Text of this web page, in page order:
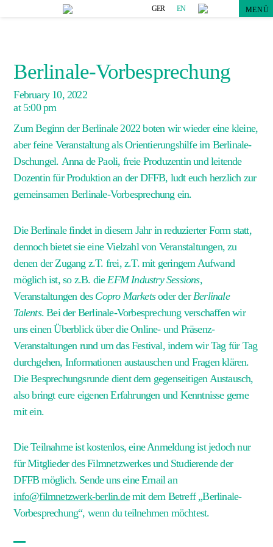
GER EN MENÜ
Berlinale-Vorbesprechung
February 10, 2022
at 5:00 pm
Zum Beginn der Berlinale 2022 boten wir wieder eine kleine,
aber feine Veranstaltung als Orientierungshilfe im Berlinale-
Dschungel. Anna de Paoli, freie Produzentin und leitende
Dozentin für Produktion an der DFFB, ludt euch herzlich zur
gemeinsamen Berlinale-Vorbesprechung ein.
Die Berlinale findet in diesem Jahr in reduzierter Form statt,
dennoch bietet sie eine Vielzahl von Veranstaltungen, zu
denen der Zugang z.T. frei, z.T. mit geringem Aufwand
möglich ist, so z.B. die EFM Industry Sessions,
Veranstaltungen des Copro Marketsoder der Berlinale
Talents. Bei der Berlinale-Vorbesprechung verschaffen wir
uns einen Überblick über die Online- und Präsenz-
Veranstaltungen rund um das Festival, indem wir Tag für Tag
durchgehen, Informationen austauschen und Fragen klären.
Die Besprechungsrunde dient dem gegenseitigen Austausch,
also bringt eure eigenen Erfahrungen und Kenntnisse gerne
mit ein.
Die Teilnahme ist kostenlos, eine Anmeldung ist jedoch nur
für Mitglieder des Filmnetzwerkes und Studierende der
DFFB möglich. Sende uns eine Email an
info@filmnetzwerk-berlin.demit dem Betreff „Berlinale-
Vorbesprechung“, wenn du teilnehmen möchtest.